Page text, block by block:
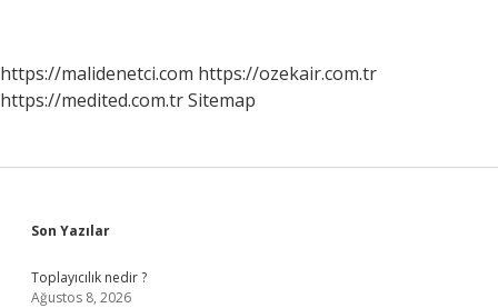
https://malidenetci.com https://ozekair.com.tr
https://medited.com.trSitemap
Sidebar
Son Yazılar
Toplayıcılık nedir ?
Ağustos 8, 2026